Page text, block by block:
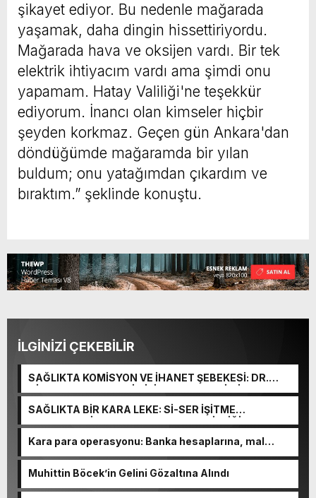
şikayet ediyor. Bu nedenle mağarada
yaşamak, daha dingin hissettiriyordu.
Mağarada hava ve oksijen vardı. Bir tek
elektrik ihtiyacım vardı ama şimdi onu
yapamam. Hatay Valiliği'ne teşekkür
ediyorum. İnancı olan kimseler hiçbir
şeyden korkmaz. Geçen gün Ankara'dan
döndüğümde mağaramda bir yılan
buldum; onu yatağımdan çıkardım ve
bıraktım.” şeklinde konuştu.
İLGİNİZİ ÇEKEBİLİR
SAĞLIKTA KOMİSYON VE İHANET ŞEBEKESİ: DR.
NİHAT URUÇ VE SEMİH İŞİTME MERKEZİ’NİN SGK
VURGUNU!
SAĞLIKTA BİR KARA LEKE: Sİ-SER İŞİTME
MERKEZLERİ VE MODERN UMUT TACİRLİĞİ
Kara para operasyonu: Banka hesaplarına, mal
Muhittin Böcek’in Gelini Gözaltına Alındı